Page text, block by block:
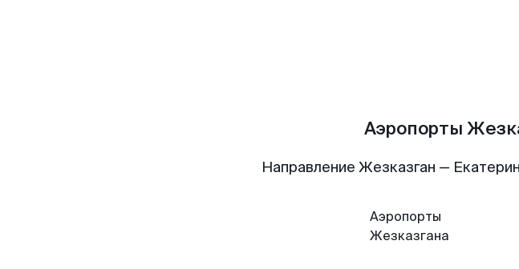
Аэропорты
Направление Жезказган —
Аэропорты
Жезказгана